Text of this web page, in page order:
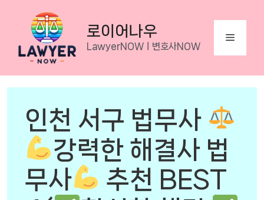
content
로이어나우
LawyerNOWㅣ변호사NOW
Menu
인천 서구 법무사
강력한 해결사 법
무사
추천 BEST